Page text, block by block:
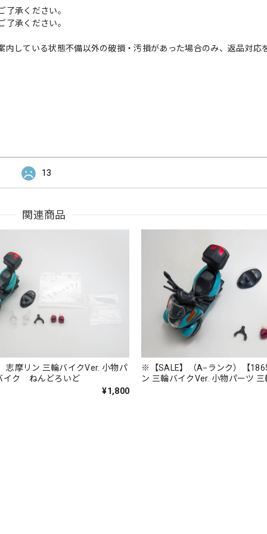
承ください。
承ください。
している状態不備以外の破損・汚損があった場合のみ、返品対応
13
関連商品
志摩リン 三輪バイクVer. 小物パ
イク ねんどろいど
¥1,800
※【SALE】（A−ランク）【
ン 三輪バイクVer. 小物パーツ